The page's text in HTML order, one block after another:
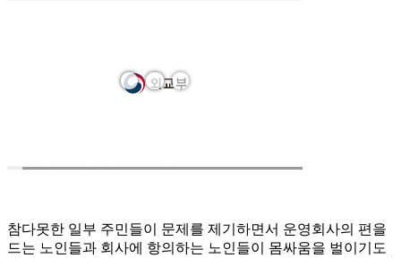
참다못한 일부 주민들이 문제를 제기하면서 운영회사의 편을
드는 노인들과 회사에 항의하는 노인들이 몸싸움을 벌이기도